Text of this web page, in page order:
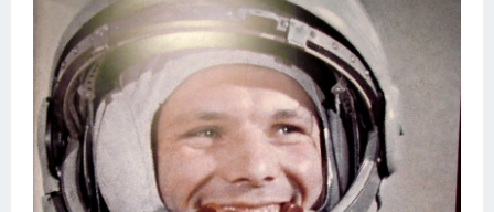
Вольво
БМВ
МАЗ
Сузуки
Мерседес